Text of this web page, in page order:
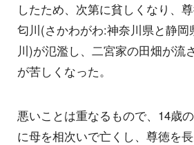
したため、次第に貧しくなり、
匂川(さかわがわ:神奈川県と静岡
川)が氾濫し、二宮家の田畑が流
が苦しくなった。
悪いことは重なるもので、14歳
に母を相次いで亡くし、尊徳を